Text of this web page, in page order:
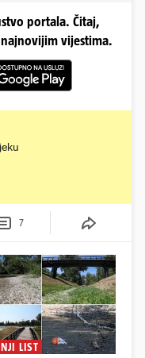
portala. Čitaj,
vijestima.
7